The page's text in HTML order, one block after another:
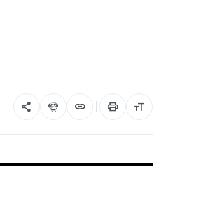
share flutter_dash link print format_size